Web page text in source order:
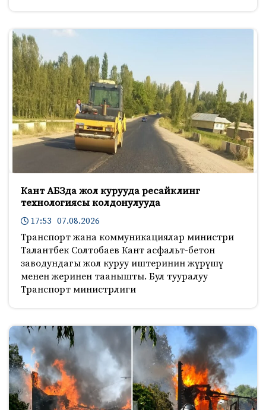
Кант АБЗда жол курууда ресайклинг
технологиясы колдонулууда
17:53 07.08.2026
Транспорт жана коммуникациялар министри
Талантбек Солтобаев Кант асфальт-бетон
заводундагы жол куруу иштеринин жүрүшү
менен жеринен таанышты. Бул тууралуу
Транспорт министрлиги